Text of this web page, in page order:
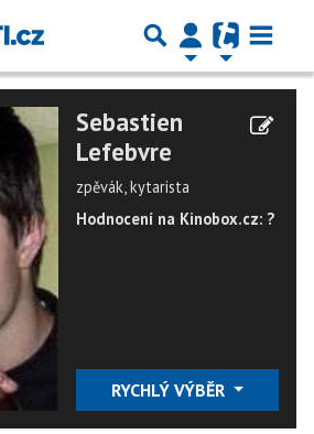
Sebastien
Lefebvre
zpěvák, kytarista
Hodnocení na Kinobox.cz: ?
RYCHLÝ VÝBĚR